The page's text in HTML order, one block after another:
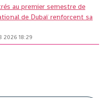
au premier semestre de
de Dubaï renforcent sa
2026 18:29